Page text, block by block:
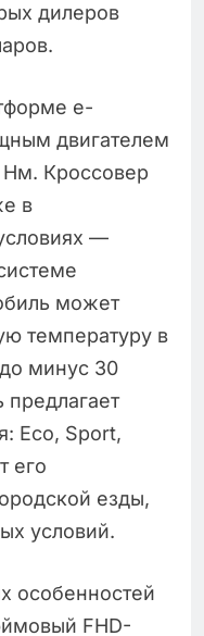
дилеров
e-
двигателем
Кроссовер
в
—
может
температуру в
минус 30
предлагает
Eco, Sport,
его
езды,
условий.
особенностей
FHD-